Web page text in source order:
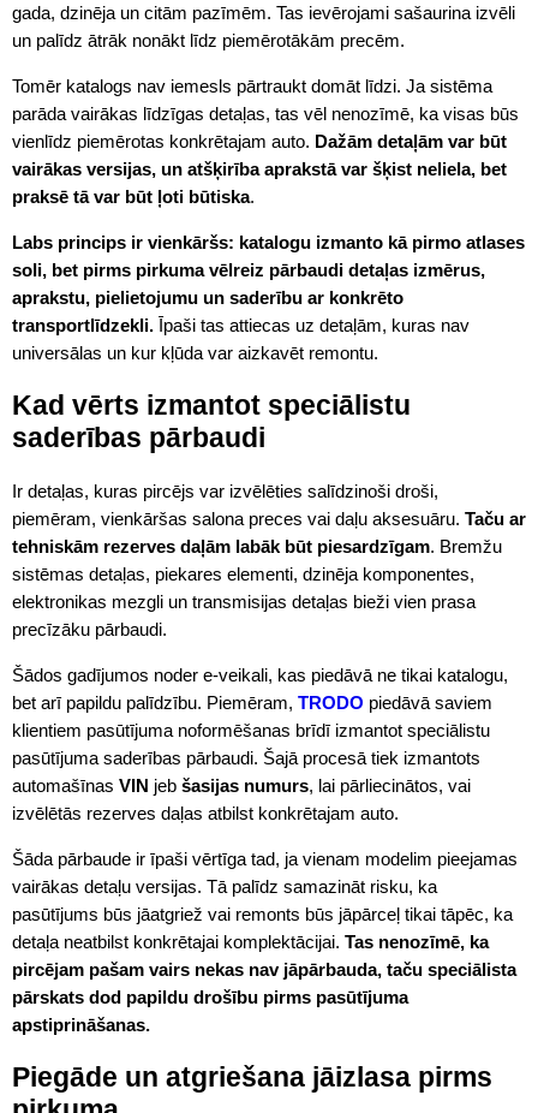
gada, dzinēja un citām pazīmēm. Tas ievērojami sašaurina izvēli
un palīdz ātrāk nonākt līdz piemērotākām precēm.
Tomēr katalogs nav iemesls pārtraukt domāt līdzi. Ja sistēma
parāda vairākas līdzīgas detaļas, tas vēl nenozīmē, ka visas būs
vienlīdz piemērotas konkrētajam auto. Dažām detaļām var būt
vairākas versijas, un atšķirība aprakstā var šķist neliela, bet
praksē tā var būt ļoti būtiska.
Labs princips ir vienkāršs: katalogu izmanto kā pirmo atlases
soli, bet pirms pirkuma vēlreiz pārbaudi detaļas izmērus,
aprakstu, pielietojumu un saderību ar konkrēto
transportlīdzekli. Īpaši tas attiecas uz detaļām, kuras nav
universālas un kur kļūda var aizkavēt remontu.
Kad vērts izmantot speciālistu
saderības pārbaudi
Ir detaļas, kuras pircējs var izvēlēties salīdzinoši droši,
piemēram, vienkāršas salona preces vai daļu aksesuāru. Taču ar
tehniskām rezerves daļām labāk būt piesardzīgam. Bremžu
sistēmas detaļas, piekares elementi, dzinēja komponentes,
elektronikas mezgli un transmisijas detaļas bieži vien prasa
precīzāku pārbaudi.
Šādos gadījumos noder e-veikali, kas piedāvā ne tikai katalogu,
bet arī papildu palīdzību. Piemēram, TRODO piedāvā saviem
klientiem pasūtījuma noformēšanas brīdī izmantot speciālistu
pasūtījuma saderības pārbaudi. Šajā procesā tiek izmantots
automašīnas VIN jeb šasijas numurs, lai pārliecinātos, vai
izvēlētās rezerves daļas atbilst konkrētajam auto.
Šāda pārbaude ir īpaši vērtīga tad, ja vienam modelim pieejamas
vairākas detaļu versijas. Tā palīdz samazināt risku, ka
pasūtījums būs jāatgriež vai remonts būs jāpārceļ tikai tāpēc, ka
detaļa neatbilst konkrētajai komplektācijai. Tas nenozīmē, ka
pircējam pašam vairs nekas nav jāpārbauda, taču speciālista
pārskats dod papildu drošību pirms pasūtījuma
apstiprināšanas.
Piegāde un atgriešana jāizlasa pirms